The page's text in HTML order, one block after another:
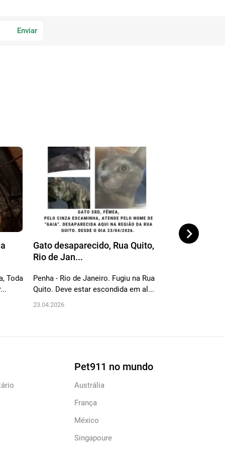
Enviar
Toda
Gato desaparecido, Rua Quito,
Rio de Jan...
Penha - Rio de Janeiro. Fugiu na Rua
Quito. Deve estar escondida em al...
23.04.2026
Gato
Pet911 no mundo
Austrália
França
México
Singapoure